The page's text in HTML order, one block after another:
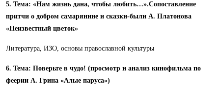
5. Тема: «Нам жизнь дана, чтобы любить…».Сопоставление
притчи о добром самарянине и сказки-были А. Платонова
«Неизвестный цветок»
Литература, ИЗО, основы православной культуры
6. Тема: Поверьте в чудо! (просмотр и анализ кинофильма по
феерии А. Грина «Алые паруса»)